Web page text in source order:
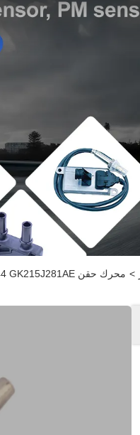
> محرك حقن AdBlue WEGO 2040944 GK215J281AE لسيارة فورد ترانزيت 2016-2019